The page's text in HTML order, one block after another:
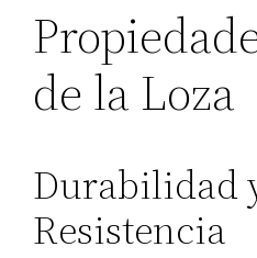
de la Loza
Durabilidad
Resistencia